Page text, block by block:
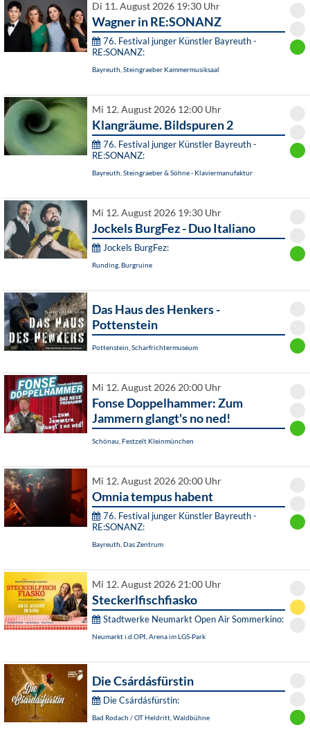
Di 11. August 2026 19:30 Uhr
Wagner in RE:SONANZ
76. Festival junger Künstler Bayreuth -
RE:SONANZ:
Bayreuth, Steingraeber Kammermusiksaal
Mi 12. August 2026 12:00 Uhr
Klangräume. Bildspuren 2
76. Festival junger Künstler Bayreuth -
RE:SONANZ:
Bayreuth, Steingraeber & Söhne - Klaviermanufaktur
Mi 12. August 2026 19:30 Uhr
Jockels BurgFez - Duo Italiano
Jockels BurgFez:
Runding, Burgruine
Das Haus des Henkers -
Pottenstein
Pottenstein, Scharfrichtermuseum
Mi 12. August 2026 20:00 Uhr
Fonse Doppelhammer: Zum
Jammern glangt's no ned!
Schönau, Festzelt Kleinmünchen
Mi 12. August 2026 20:00 Uhr
Omnia tempus habent
76. Festival junger Künstler Bayreuth -
RE:SONANZ:
Bayreuth, Das Zentrum
Mi 12. August 2026 21:00 Uhr
Steckerlfischfiasko
Stadtwerke Neumarkt Open Air Sommerkino:
Neumarkt i.d.OPf., Arena im LGS-Park
Die Csárdásfürstin
Die Csárdásfürstin:
Bad Rodach / OT Heldritt, Waldbühne